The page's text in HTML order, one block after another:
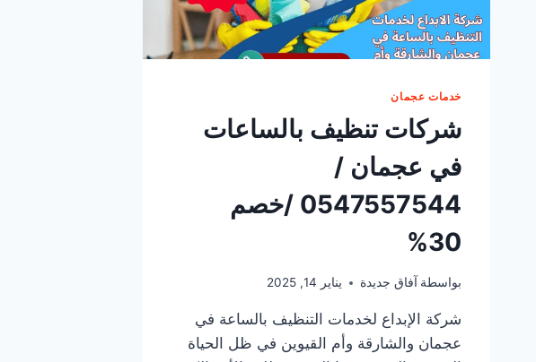
خدمات عجمان
شركات تنظيف بالساعات
في عجمان /
0547557544 /خصم
30%
بواسطة آفاق جديدة يناير 14, 2025
شركة الإبداع لخدمات التنظيف بالساعة في
عجمان والشارقة وأم القيوين في ظل الحياة